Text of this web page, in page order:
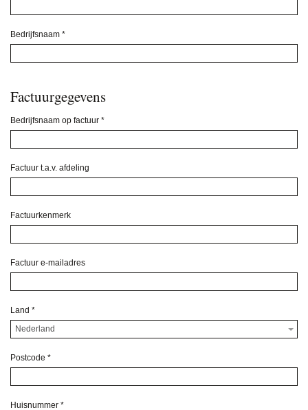
Bedrijfsnaam *
Factuurgegevens
Bedrijfsnaam op factuur *
Factuur t.a.v. afdeling
Factuurkenmerk
Factuur e-mailadres
Land *
Nederland
Postcode *
Huisnummer *